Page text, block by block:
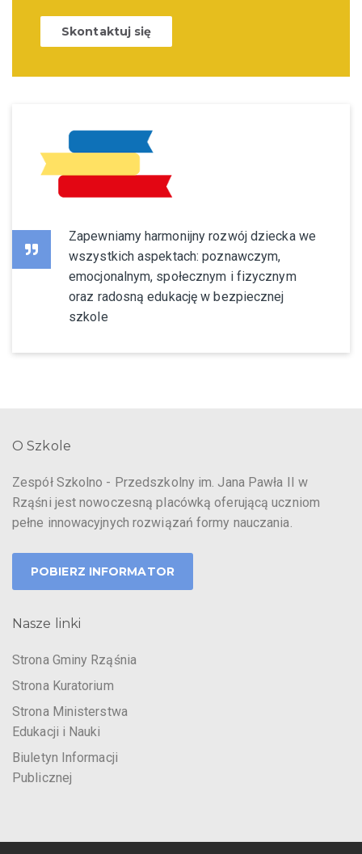
Skontaktuj się
Zapewniamy harmonijny rozwój dziecka we
wszystkich aspektach: poznawczym,
emocjonalnym, społecznym i fizycznym
oraz radosną edukację w bezpiecznej
szkole
O Szkole
Zespół Szkolno - Przedszkolny im. Jana Pawła II w
Rząśni jest nowoczesną placówką oferującą uczniom
pełne innowacyjnych rozwiązań formy nauczania.
POBIERZ INFORMATOR
Nasze linki
Strona Gminy Rząśnia
Strona Kuratorium
Strona Ministerstwa
Edukacji i Nauki
Biuletyn Informacji
Publicznej